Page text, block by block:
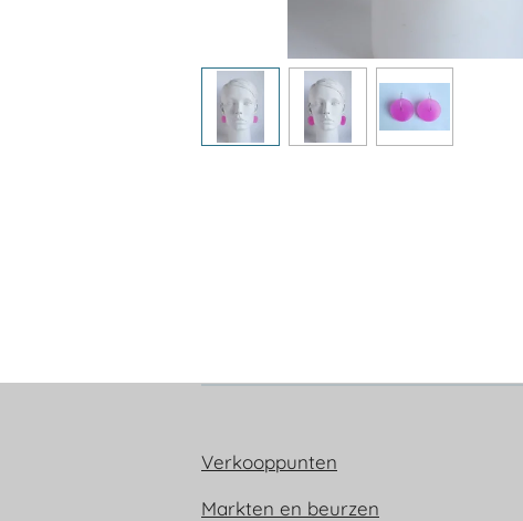
Verkooppunten
Markten en beurzen